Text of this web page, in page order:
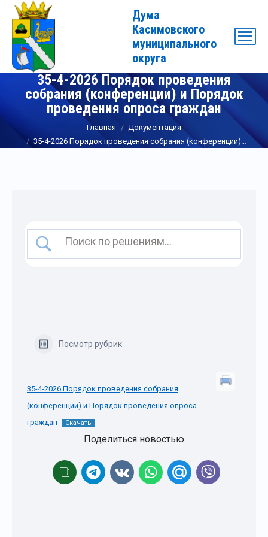
Дума
Касимовского
муниципального
округа
35-4-2026 Порядок проведения
собрания (конференции) и Порядок
проведения опроса граждан
Вы здесь: Главная
Документация
35-4-2026 Порядок проведения собрания (конференции)…
Посмотр рубрик
35-4-2026 Порядок проведения собрания
(конференции) и Порядок проведения опроса
граждан
Скачать
Поделиться новостью